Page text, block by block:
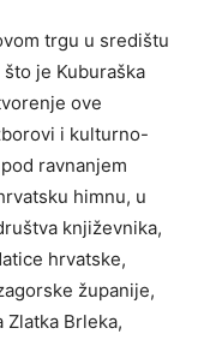
trgu u središtu
je Kuburaška
ove
i kulturno-
ravnanjem
himnu, u
književnika,
hrvatske,
županije,
Zlatka Brleka,